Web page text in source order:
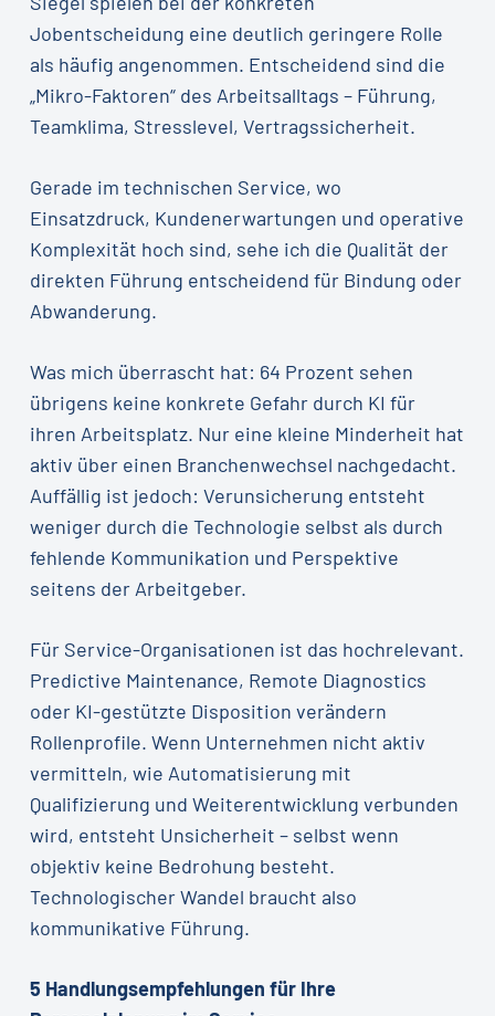
Jobentscheidung eine deutlich geringere Rolle
als häufig angenommen. Entscheidend sind die
„Mikro-Faktoren“ des Arbeitsalltags – Führung,
Teamklima, Stresslevel, Vertragssicherheit.
Gerade im technischen Service, wo
Einsatzdruck, Kundenerwartungen und operative
Komplexität hoch sind, sehe ich die Qualität der
direkten Führung entscheidend für Bindung oder
Abwanderung.
Was mich überrascht hat: 64 Prozent sehen
übrigens keine konkrete Gefahr durch KI für
ihren Arbeitsplatz. Nur eine kleine Minderheit hat
aktiv über einen Branchenwechsel nachgedacht.
Auffällig ist jedoch: Verunsicherung entsteht
weniger durch die Technologie selbst als durch
fehlende Kommunikation und Perspektive
seitens der Arbeitgeber.
Für Service-Organisationen ist das hochrelevant.
Predictive Maintenance, Remote Diagnostics
oder KI-gestützte Disposition verändern
Rollenprofile. Wenn Unternehmen nicht aktiv
vermitteln, wie Automatisierung mit
Qualifizierung und Weiterentwicklung verbunden
wird, entsteht Unsicherheit – selbst wenn
objektiv keine Bedrohung besteht.
Technologischer Wandel braucht also
kommunikative Führung.
5 Handlungsempfehlungen für Ihre